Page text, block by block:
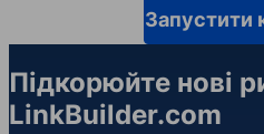
Запустити
Підкорюйте нові
LinkBuilder.com